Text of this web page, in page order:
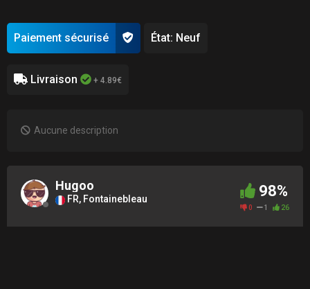
Paiement sécurisé État: Neuf
Livraison + 4.89€
Aucune description
Hugoo
FR, Fontainebleau 98%
0 1 26